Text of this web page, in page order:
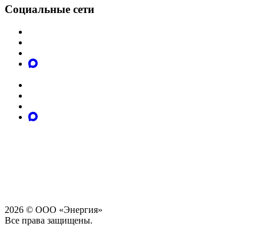
Социальные сети
2026 © ООО «Энергия»
Все права защищены.